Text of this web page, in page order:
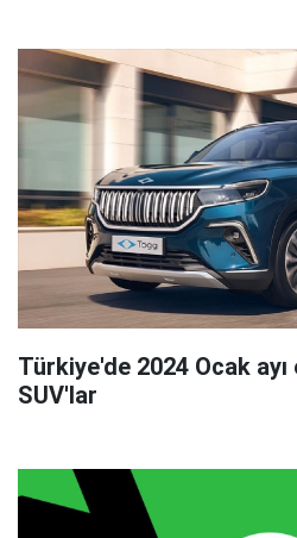
Türkiye'de 2024 Ocak ayı
SUV'lar